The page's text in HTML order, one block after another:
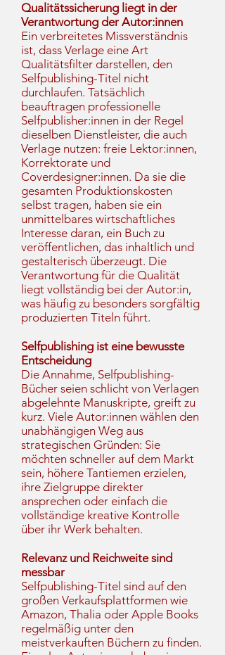
Qualitätssicherung liegt in der
Verantwortung der Autor:innen
Ein verbreitetes Missverständnis
ist, dass Verlage eine Art
Qualitätsfilter darstellen, den
Selfpublishing-Titel nicht
durchlaufen. Tatsächlich
beauftragen professionelle
Selfpublisher:innen in der Regel
dieselben Dienstleister, die auch
Verlage nutzen: freie Lektor:innen,
Korrektorate und
Coverdesigner:innen. Da sie die
gesamten Produktionskosten
selbst tragen, haben sie ein
unmittelbares wirtschaftliches
Interesse daran, ein Buch zu
veröffentlichen, das inhaltlich und
gestalterisch überzeugt. Die
Verantwortung für die Qualität
liegt vollständig bei der Autor:in,
was häufig zu besonders sorgfältig
produzierten Titeln führt.
Selfpublishing ist eine bewusste
Entscheidung
Die Annahme, Selfpublishing-
Bücher seien schlicht von Verlagen
abgelehnte Manuskripte, greift zu
kurz. Viele Autor:innen wählen den
unabhängigen Weg aus
strategischen Gründen: Sie
möchten schneller auf dem Markt
sein, höhere Tantiemen erzielen,
ihre Zielgruppe direkter
ansprechen oder einfach die
vollständige kreative Kontrolle
über ihr Werk behalten.
Relevanz und Reichweite sind
messbar
Selfpublishing-Titel sind auf den
großen Verkaufsplattformen wie
Amazon, Thalia oder Apple Books
regelmäßig unter den
meistverkauften Büchern zu finden.